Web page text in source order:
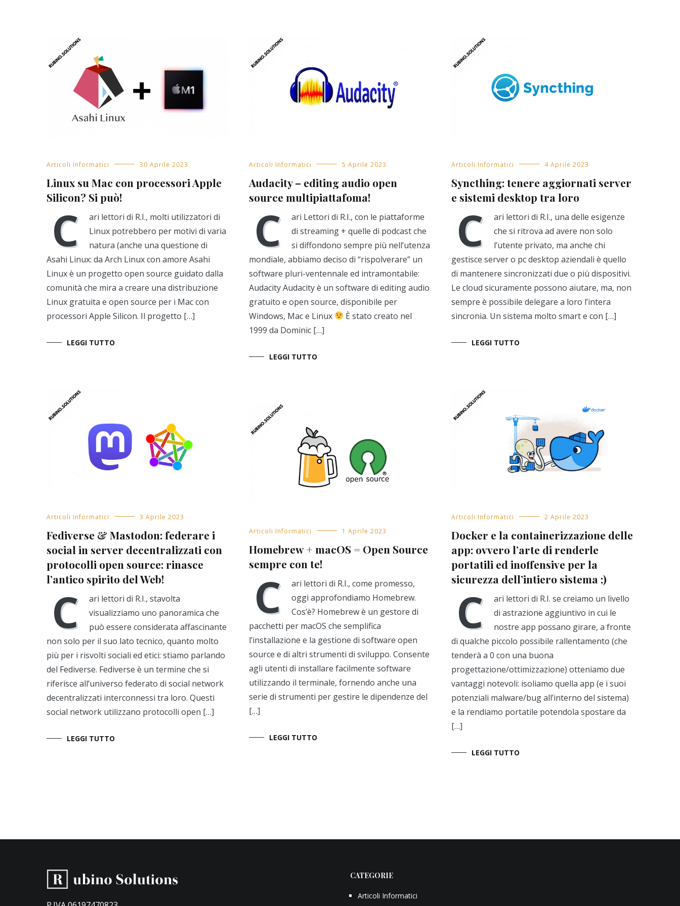
Articoli Informatici 30 Aprile 2023
Linux su Mac con processori Apple
Silicon? Si può!
C
ari lettori di R.I., molti utilizzatori di
Linux potrebbero per motivi di varia
natura (anche una questione di
Asahi Linux: da Arch Linux con amore Asahi
Linux è un progetto open source guidato dalla
comunità che mira a creare una distribuzione
Linux gratuita e open source per i Mac con
processori Apple Silicon. Il progetto […]
LEGGI TUTTO
Articoli Informatici 5 Aprile 2023
Audacity – editing audio open
source multipiattafoma!
C
ari Lettori di R.I., con le piattaforme
di streaming + quelle di podcast che
si diffondono sempre più nell’utenza
mondiale, abbiamo deciso di “rispolverare” un
software pluri-ventennale ed intramontabile:
Audacity Audacity è un software di editing audio
gratuito e open source, disponibile per
Windows, Mac e Linux
È stato creato nel
1999 da Dominic […]
LEGGI TUTTO
Articoli Informatici 4 Aprile 2023
Syncthing: tenere aggiornati server
e sistemi desktop tra loro
C
ari lettori di R.I., una delle esigenze
che si ritrova ad avere non solo
l’utente privato, ma anche chi
gestisce server o pc desktop aziendali è quello
di mantenere sincronizzati due o più dispositivi.
Le cloud sicuramente possono aiutare, ma, non
sempre è possibile delegare a loro l’intera
sincronia. Un sistema molto smart e con […]
LEGGI TUTTO
Articoli Informatici 3 Aprile 2023
Fediverse & Mastodon: federare i
social in server decentralizzati con
protocolli open source: rinasce
l’antico spirito del Web!
C
ari lettori di R.I., stavolta
visualizziamo uno panoramica che
può essere considerata affascinante
non solo per il suo lato tecnico, quanto molto
più per i risvolti sociali ed etici: stiamo parlando
del Fediverse. Fediverse è un termine che si
riferisce all’universo federato di social network
decentralizzati interconnessi tra loro. Questi
social network utilizzano protocolli open […]
LEGGI TUTTO
Articoli Informatici 2 Aprile 2023
Docker e la containerizzazione delle
app: ovvero l’arte di renderle
portatili ed inoffensive per la
sicurezza dell’intiero sistema ;)
C
ari lettori di R.I. se creiamo un livello
di astrazione aggiuntivo in cui le
nostre app possano girare, a fronte
di qualche piccolo possibile rallentamento (che
tenderà a 0 con una buona
progettazione/ottimizzazione) otteniamo due
vantaggi notevoli: isoliamo quella app (e i suoi
potenziali malware/bug all’interno del sistema)
e la rendiamo portatile potendola spostare da
[…]
LEGGI TUTTO
Articoli Informatici 1 Aprile 2023
Homebrew + macOS = Open Source
sempre con te!
C
ari lettori di R.I., come promesso,
oggi approfondiamo Homebrew.
Cos’è? Homebrew è un gestore di
pacchetti per macOS che semplifica
l’installazione e la gestione di software open
source e di altri strumenti di sviluppo. Consente
agli utenti di installare facilmente software
utilizzando il terminale, fornendo anche una
serie di strumenti per gestire le dipendenze del
[…]
LEGGI TUTTO
CATEGORIE
Articoli Informatici